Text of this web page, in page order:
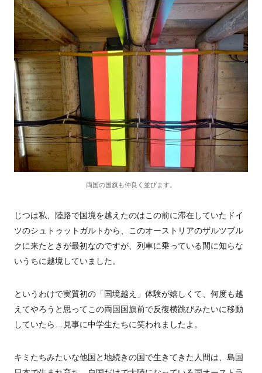
両国の国旗も仲良く並びます。
じつは私、陸路で国境を越えたのはこの前に滞在していたドイ
ツのシュトゥットガルトから、このオーストリアのザルツブル
クに来たときが最初なのですが、列車に乗っている間に知らな
いうちに越境していました。
というわけで実質初の「国境越え」体験が嬉しくて、何度も越
えてやろうと思ってこの両国国旗前で反復横跳びみたいに移動
していたら…見事に中学生たちに笑われましたよ。
キミたちみたいな他国と地続きの国で生きてきた人間は、島国